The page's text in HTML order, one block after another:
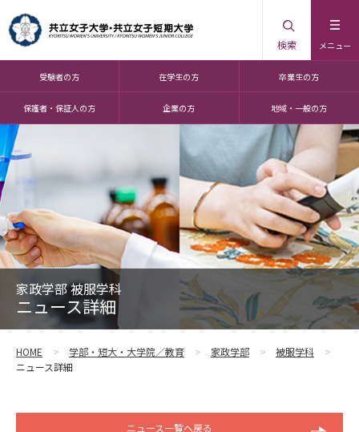
メニュー
検索
受験者の方 在学生の方 卒業生の方
保護者・保証人の方 企業の方 地域・一般の方
家政学部 被服学科
ニュース詳細
HOME 学部・短大・大学院／教育 家政学部
被服学科
ニュース詳細
ニュース一覧へ戻る